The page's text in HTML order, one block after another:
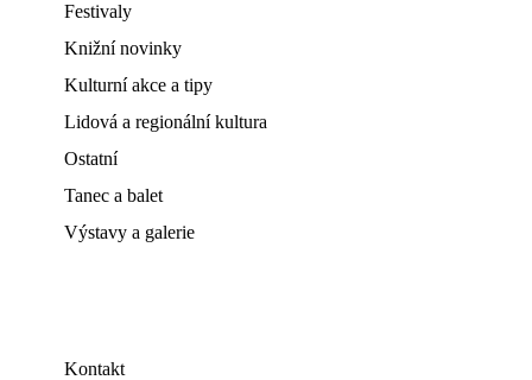
Festivaly
Knižní novinky
Kulturní akce a tipy
Lidová a regionální kultura
Ostatní
Tanec a balet
Výstavy a galerie
Kontakt